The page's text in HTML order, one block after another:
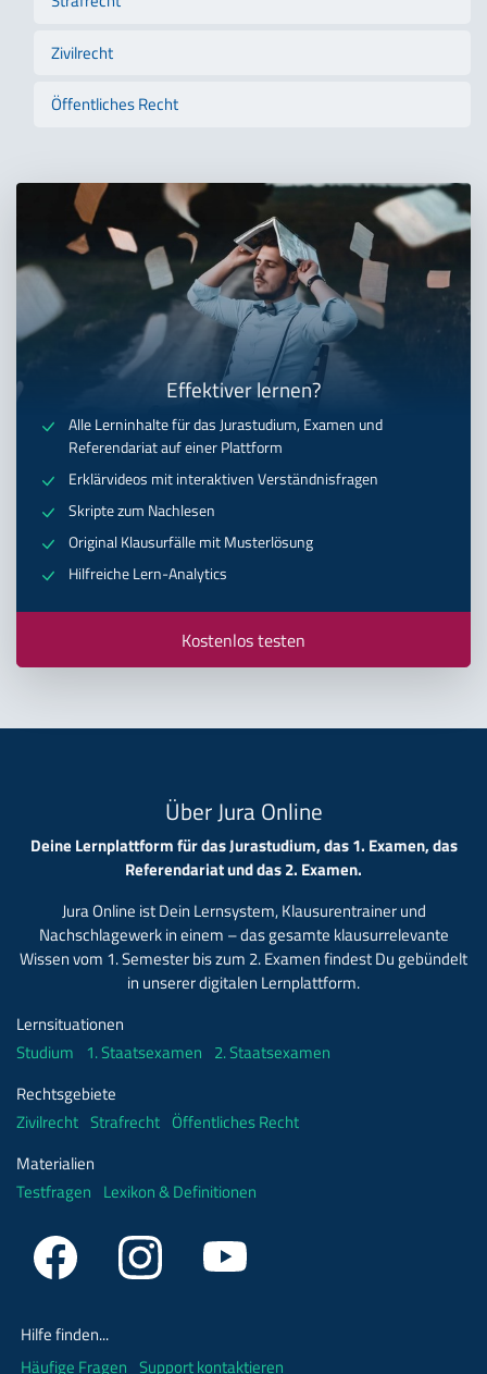
Zivilrecht
Öffentliches Recht
Effektiver lernen?
Alle Lerninhalte für das Jurastudium, Examen und
Referendariat auf einer Plattform
Erklärvideos mit interaktiven Verständnisfragen
Skripte zum Nachlesen
Original Klausurfälle mit Musterlösung
Hilfreiche Lern-Analytics
Kostenlos testen
Über Jura Online
Deine Lernplattform für das Jurastudium, das 1. Examen, das
Referendariat und das 2. Examen.
Jura Online ist Dein Lernsystem, Klausurentrainer und
Nachschlagewerk in einem – das gesamte klausurrelevante
Wissen vom 1. Semester bis zum 2. Examen findest Du gebündelt
in unserer digitalen Lernplattform.
Lernsituationen
Studium 1. Staatsexamen 2. Staatsexamen
Rechtsgebiete
Zivilrecht Strafrecht Öffentliches Recht
Materialien
Testfragen Lexikon & Definitionen
Hilfe finden...
Häufige Fragen Support kontaktieren